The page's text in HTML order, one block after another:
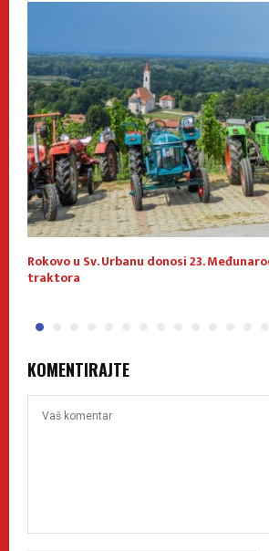
Rokovo u Sv. Urbanu donosi 23.
traktora
KOMENTIRAJTE